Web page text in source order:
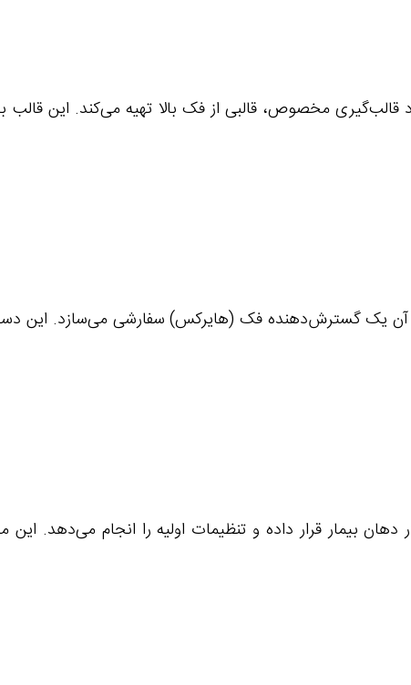
قالب‌گیری مخصوص، قالبی از فک بالا تهیه می‌کند. این
آن یک گسترش‌دهنده فک (هایرکس) سفارشی می‌سازد. این
بیمار قرار داده و تنظیمات اولیه را انجام می‌دهد.